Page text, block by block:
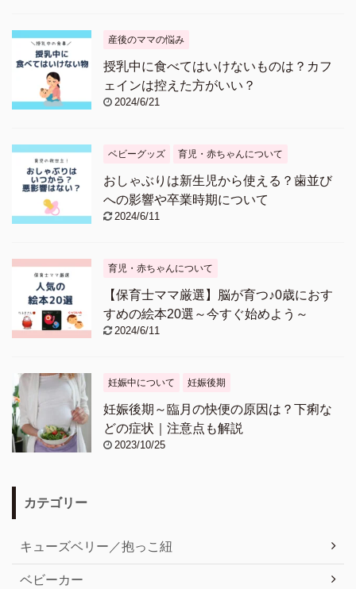
産後のママの悩み
授乳中に食べてはいけないものは？カフ
ェインは控えた方がいい？
2024/6/21
ベビーグッズ 育児・赤ちゃんについて
おしゃぶりは新生児から使える？歯並び
への影響や卒業時期について
2024/6/11
育児・赤ちゃんについて
【保育士ママ厳選】脳が育つ♪0歳におす
すめの絵本20選～今すぐ始めよう～
2024/6/11
妊娠中について 妊娠後期
妊娠後期～臨月の快便の原因は？下痢な
どの症状｜注意点も解説
2023/10/25
カテゴリー
キューズベリー／抱っこ紐
ベビーカー